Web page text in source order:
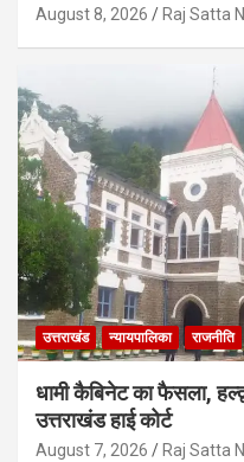
August 8, 2026 Raj Satta
उत्तराखंड न्यायपालिका राजनीति
धामी कैबिनेट का फैसला,
उत्तराखंड हाई कोर्ट
August 7, 2026 Raj Satta